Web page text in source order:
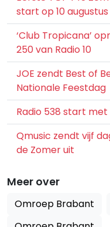
start op 10 augustus
‘Club Tropicana’
250 van Radio 10
JOE zendt Best of
Nationale Feestdag
Radio 538 start
Qmusic zendt vijf
de Zomer uit
Meer over
Omroep Brabant